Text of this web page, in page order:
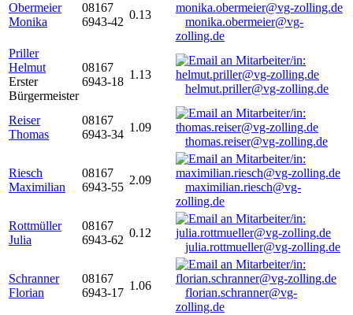
Obermeier
Monika
08167
6943-42
0.13
monika.obermeier@vg-
zolling.de
Priller
Helmut
Erster
Bürgermeister
08167
6943-18
1.13
helmut.priller@vg-zolling.de
Reiser
Thomas
08167
6943-34
1.09
thomas.reiser@vg-zolling.de
Riesch
Maximilian
08167
6943-55
2.09
maximilian.riesch@vg-
zolling.de
Rottmüller
Julia
08167
6943-62
0.12
julia.rottmueller@vg-zolling.de
Schranner
Florian
08167
6943-17
1.06
florian.schranner@vg-
zolling.de